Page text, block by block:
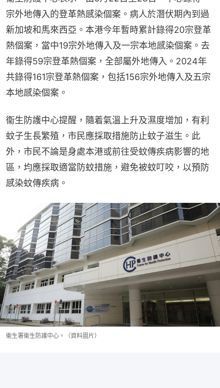
宗外地傳入的登革熱感染個案。病人於潛伏期內到過
新加坡和馬來西亞。本港今年暫時累計錄得20宗登革
熱個案，當中19宗外地傳入及一宗本地感染個案。去
年錄得59宗登革熱個案，全部屬外地傳入。2024年
共錄得161宗登革熱個案，包括156宗外地傳入及五宗
本地感染個案。
衞生防護中心提醒，隨着氣溫上升及濕度增加，有利
蚊子生長繁殖，市民應採取措施防止蚊子滋生。此
外，市民不論是身處本港或前往受蚊傳疾病影響的地
區，均應採取適當防蚊措施，避免被蚊叮咬，以預防
感染蚊傳疾病。
衞生署衞生防護中心。（資料圖片）